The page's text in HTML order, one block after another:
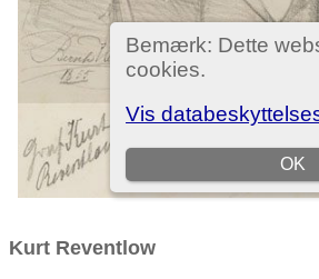
Kurt Reventlow